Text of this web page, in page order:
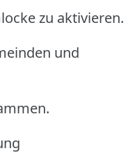
zu aktivieren.
und